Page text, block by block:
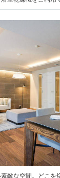
敵な空間。どこを